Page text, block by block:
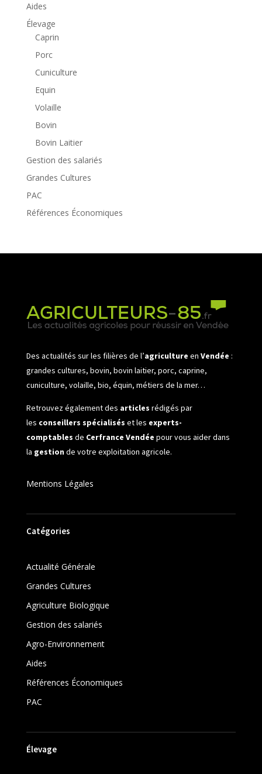
Aides
Élevage
Caprin
Porc
Cuniculture
Equin
Volaille
Bovin
Bovin Laitier
Gestion des salariés
Grandes Cultures
PAC
Références Économiques
Des actualités sur les filières de l’agriculture en Vendée :
grandes cultures, bovin, bovin laitier, porc, caprine,
cuniculture, volaille, bio, équin, métiers de la mer…
Retrouvez également des articles rédigés par
les conseillers spécialisés et les experts-
comptables de Cerfrance Vendée pour vous aider dans
la gestionde votre exploitation agricole.
Mentions Légales
Catégories
Actualité Générale
Grandes Cultures
Agriculture Biologique
Gestion des salariés
Agro-Environnement
Aides
Références Économiques
PAC
Élevage